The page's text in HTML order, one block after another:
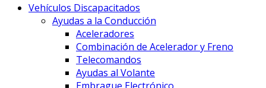
Vehículos Discapacitados
Ayudas a la Conducción
Aceleradores
Combinación de Acelerador y Freno
Telecomandos
Ayudas al Volante